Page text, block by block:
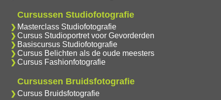
Cursussen Studiofotografie
Masterclass Studiofotografie
Cursus Studioportret voor Gevorderden
Basiscursus Studiofotografie
Cursus Belichten als de oude meesters
Cursus Fashionfotografie
Cursussen Bruidsfotografie
Cursus Bruidsfotografie